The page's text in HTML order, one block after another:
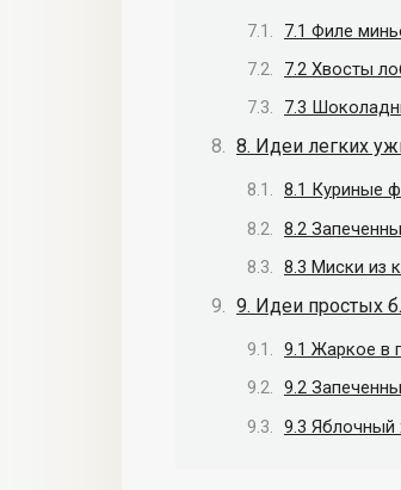
7.1 Филе
7.2 Хвосты
7.3
8. Идеи легких
8.1 Куриные
8.2
8.3 Миски из
9. Идеи простых
9.1 Жаркое в
9.2
9.3 Яблочный